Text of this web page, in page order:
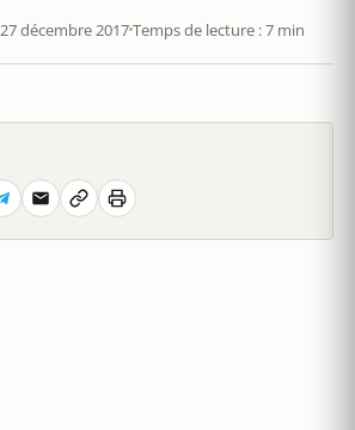
27 décembre 2017Temps de lecture : 7 min